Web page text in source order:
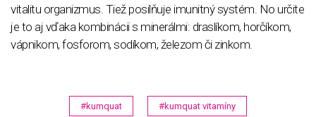
vitalitu organizmus. Tiež posilňuje imunitný systém. No určite
je to aj vďaka kombinácii s minerálmi: draslíkom, horčíkom,
vápnikom, fosforom, sodíkom, železom či zinkom.
#kumquat #kumquat vitamíny